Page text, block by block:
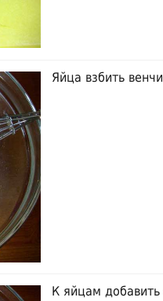
Яйца взбить
К яйцам